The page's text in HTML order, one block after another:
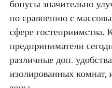
бонусы значительно
по сравнению с
сфере гостеприимства.
предприниматели
различные доп.
изолированных комнат,